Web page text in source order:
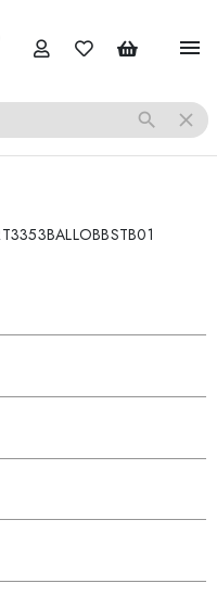
menu
search close